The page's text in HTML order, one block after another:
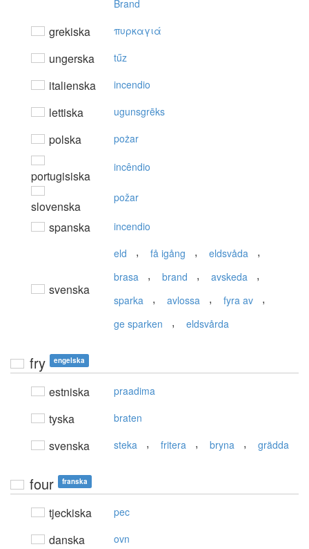
Brand
grekiska πυρκαγιά
ungerska tűz
italienska incendio
lettiska ugunsgrēks
polska pożar
portugisiska
incêndio
slovenska
požar
spanska incendio
svenska
eld , få igång , eldsvåda ,
brasa , brand , avskeda ,
sparka , avlossa , fyra av ,
ge sparken , eldsvårda
fry engelska
estniska praadima
tyska braten
svenska steka , fritera , bryna , grädda
four franska
tjeckiska pec
danska ovn